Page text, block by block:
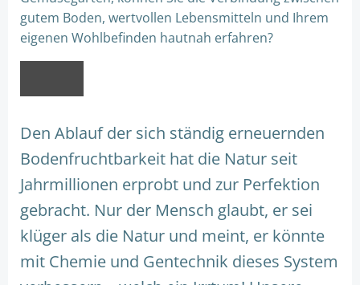
gutem Boden, wertvollen Lebensmitteln und Ihrem
eigenen Wohlbefinden hautnah erfahren?
Den Ablauf der sich ständig erneuernden
Bodenfruchtbarkeit hat die Natur seit
Jahrmillionen erprobt und zur Perfektion
gebracht. Nur der Mensch glaubt, er sei
klüger als die Natur und meint, er könnte
mit Chemie und Gentechnik dieses System